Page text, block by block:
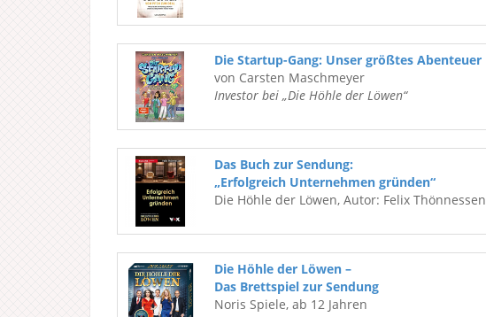
Die Startup-Gang: Unser größtes Abenteuer
von Carsten Maschmeyer
Investor bei „Die Höhle der Löwen“
Das Buch zur Sendung:
„Erfolgreich Unternehmen gründen“
Die Höhle der Löwen, Autor: Felix Thönnessen
Die Höhle der Löwen –
Das Brettspiel zur Sendung
Noris Spiele, ab 12 Jahren